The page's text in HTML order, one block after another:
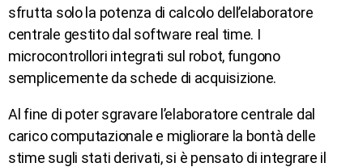
sfrutta solo la potenza di calcolo dell’elaboratore
centrale gestito dal software real time. I
microcontrollori integrati sul robot, fungono
semplicemente da schede di acquisizione.
Al fine di poter sgravare l’elaboratore centrale dal
carico computazionale e migliorare la bontà delle
stime sugli stati derivati, si è pensato di integrare il